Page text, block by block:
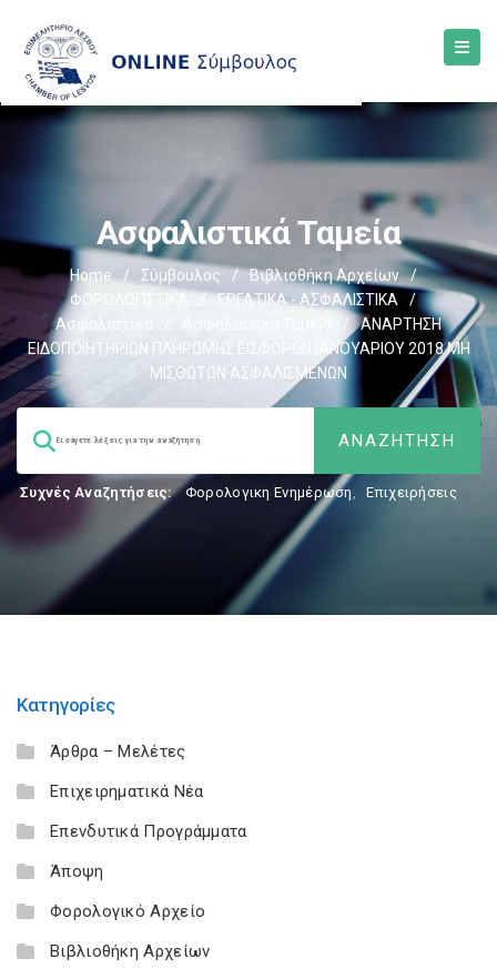
Ασφαλιστικά Ταμεία
Home / Σύμβουλος / Βιβλιοθήκη Αρχείων
/
ΦΟΡΟΛΟΓΙΣΤΙΚΑ
/ ΕΡΓΑΤΙΚΑ - ΑΣΦΑΛΙΣΤΙΚΑ
/
Ασφαλιστικά
/
ΑΝΑΡΤΗΣΗ
ΕΙΔΟΠΟΙΗΤΗΡΙΩΝ ΠΛΗΡΩΜΗΣ ΕΙΣΦΟΡΩΝ ΙΑΝΟΥΑΡΙΟΥ 2018 ΜΗ
ΜΙΣΘΩΤΩΝ ΑΣΦΑΛΙΣΜΕΝΩΝ
Συχνές Αναζητήσεις: Φορολογικη Ενημέρωση, Επιχειρήσεις
Κατηγορίες
Άρθρα – Μελέτες
Επιχειρηματικά Νέα
Επενδυτικά Προγράμματα
Άποψη
Φορολογικό Αρχείο
Βιβλιοθήκη Αρχείων